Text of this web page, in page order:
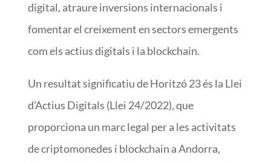
digital, atraure inversions internacionals i
fomentar el creixement en sectors emergents
com els actius digitals i la blockchain.
Un resultat significatiu de Horitzó 23 és la Llei
d’Actius Digitals (Llei 24/2022), que
proporciona un marc legal per a les activitats
de criptomonedes i blockchain a Andorra,